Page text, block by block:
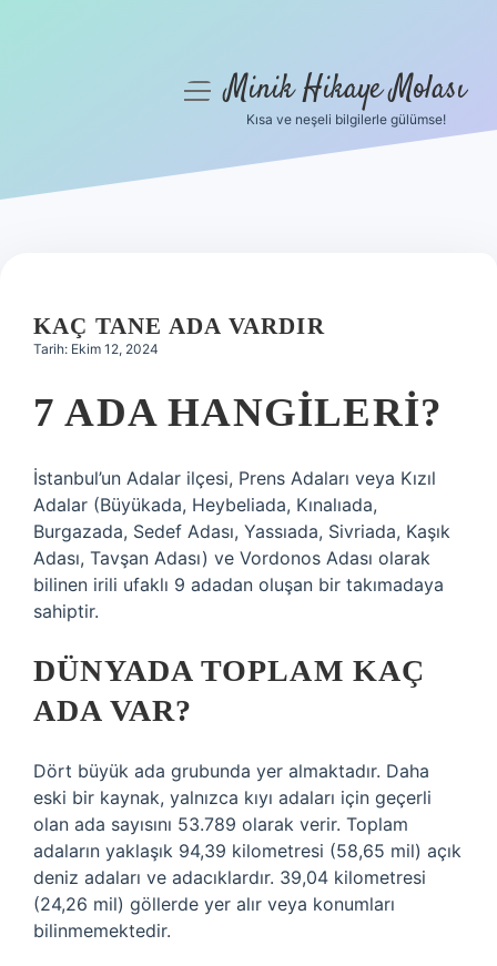
Hakkımızda
menüyüMinik Hikaye Molası
Kısa ve neşeli bilgilerle gülümse!
KAÇ TANE ADA VARDIR
Tarih: Ekim 12, 2024
7 ADA HANGILERI?
İstanbul’un Adalar ilçesi, Prens Adaları veya Kızıl
Adalar (Büyükada, Heybeliada, Kınalıada,
Burgazada, Sedef Adası, Yassıada, Sivriada, Kaşık
Adası, Tavşan Adası) ve Vordonos Adası olarak
bilinen irili ufaklı 9 adadan oluşan bir takımadaya
sahiptir.
DÜNYADA TOPLAM KAÇ
ADA VAR?
Dört büyük ada grubunda yer almaktadır. Daha
eski bir kaynak, yalnızca kıyı adaları için geçerli
olan ada sayısını 53.789 olarak verir. Toplam
adaların yaklaşık 94,39 kilometresi (58,65 mil) açık
deniz adaları ve adacıklardır. 39,04 kilometresi
(24,26 mil) göllerde yer alır veya konumları
bilinmemektedir.